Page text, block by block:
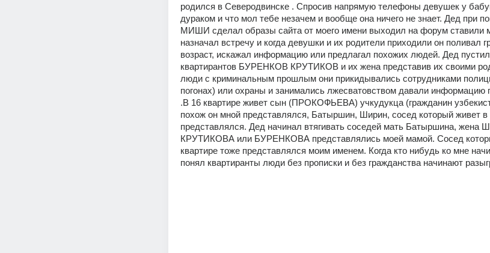
родился в Северодвинске . Спросив напрямую телефоны девушек у
дураком и что мол тебе незачем и вообще она ничего не знает. Дед при
МИШИ сделал образы сайта от моего имени выходил на форум ставили
назначал встречу и когда девушки и их родители приходили он поливал
возраст, искажал информацию или предлагал похожих людей. Дед
квартирантов БУРЕНКОВ КРУТИКОВ и их жена представив их своими
люди с криминальным прошлым они прикидывались сотрудниками
погонах) или охраны и занимались лжесватовством давали
.В 16 квартире живет сын (ПРОКОФЬЕВА) учкудукца (гражданин
похож он мной представлялся, Батыршин, Ширин, cосед который живет в
представлялся. Дед начинал втягивать соседей мать Батыршина, жена
КРУТИКОВА или БУРЕНКОВА представлялись моей мамой. Сосед
квартире тоже представлялся моим именем. Когда кто нибудь ко мне
понял квартиранты люди без прописки и без гражданства начинают